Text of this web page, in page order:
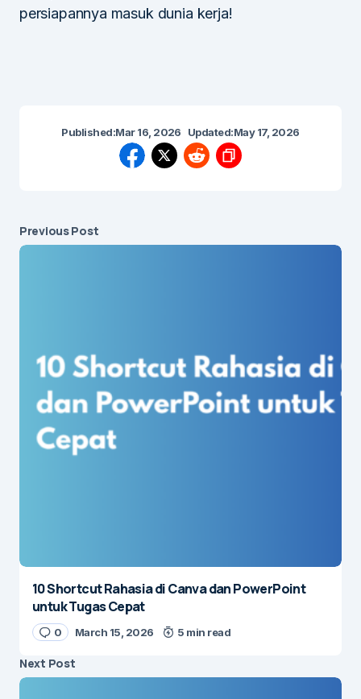
persiapannya masuk dunia kerja!
Published:Mar 16, 2026 Updated:May 17, 2026
Previous Post
10 Shortcut Rahasia di Canva dan PowerPoint
untuk Tugas Cepat
0 March 15, 2026 5 min read
Next Post